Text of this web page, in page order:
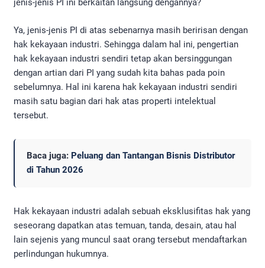
jenis-jenis PI ini berkaitan langsung dengannya?
Ya, jenis-jenis PI di atas sebenarnya masih beririsan dengan
hak kekayaan industri. Sehingga dalam hal ini, pengertian
hak kekayaan industri sendiri tetap akan bersinggungan
dengan artian dari PI yang sudah kita bahas pada poin
sebelumnya. Hal ini karena hak kekayaan industri sendiri
masih satu bagian dari hak atas properti intelektual
tersebut.
Baca juga: Peluang dan Tantangan Bisnis Distributor
di Tahun 2026
Hak kekayaan industri adalah sebuah eksklusifitas hak yang
seseorang dapatkan atas temuan, tanda, desain, atau hal
lain sejenis yang muncul saat orang tersebut mendaftarkan
perlindungan hukumnya.